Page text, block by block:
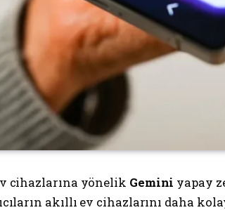
cihazlarına yönelik Gemini yapay
akıllı ev cihazlarını daha